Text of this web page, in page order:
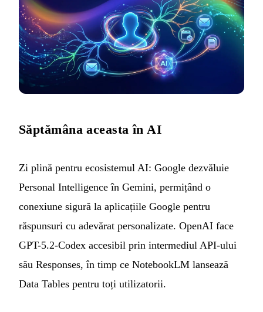
Săptămâna aceasta în AI
Zi plină pentru ecosistemul AI: Google dezvăluie
Personal Intelligence în Gemini, permițând o
conexiune sigură la aplicațiile Google pentru
răspunsuri cu adevărat personalizate. OpenAI face
GPT-5.2-Codex accesibil prin intermediul API-ului
său Responses, în timp ce NotebookLM lansează
Data Tables pentru toți utilizatorii.